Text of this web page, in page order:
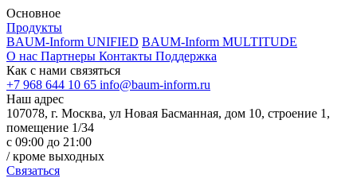
Основное
Продукты
BAUM-Inform UNIFIED BAUM-Inform MULTITUDE
О нас Партнеры Контакты Поддержка
Как с нами связяться
+7 968 644 10 65 info@baum-inform.ru
Наш адрес
107078, г. Москва, ул Новая Басманная, дом 10, строение 1,
помещение 1/34
с 09:00 до 21:00
/ кроме выходных
Связаться